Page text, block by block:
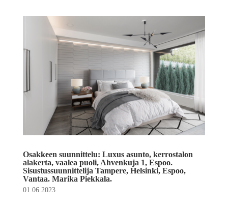
Osakkeen suunnittelu: Luxus asunto, kerrostalon
alakerta, vaalea puoli, Ahvenkuja 1, Espoo.
Sisustussuunnittelija Tampere, Helsinki, Espoo,
Vantaa. Marika Piekkala.
01.06.2023